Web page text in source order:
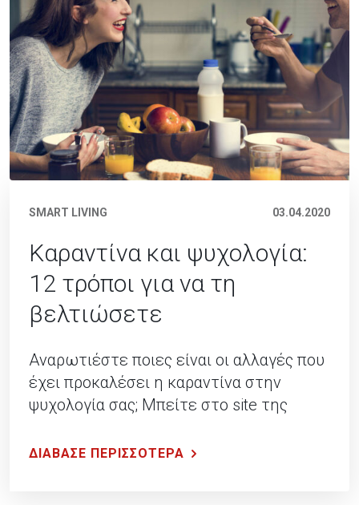
SMART LIVING 03.04.2020
Καραντίνα και ψυχολογία:
12 τρόποι για να τη
βελτιώσετε
Αναρωτιέστε ποιες είναι οι αλλαγές που
έχει προκαλέσει η καραντίνα στην
ψυχολογία σας; Μπείτε στο site της
χαρούμενοι!.
ΔΙΑΒΑΣΕ ΠΕΡΙΣΣΟΤΕΡΑ